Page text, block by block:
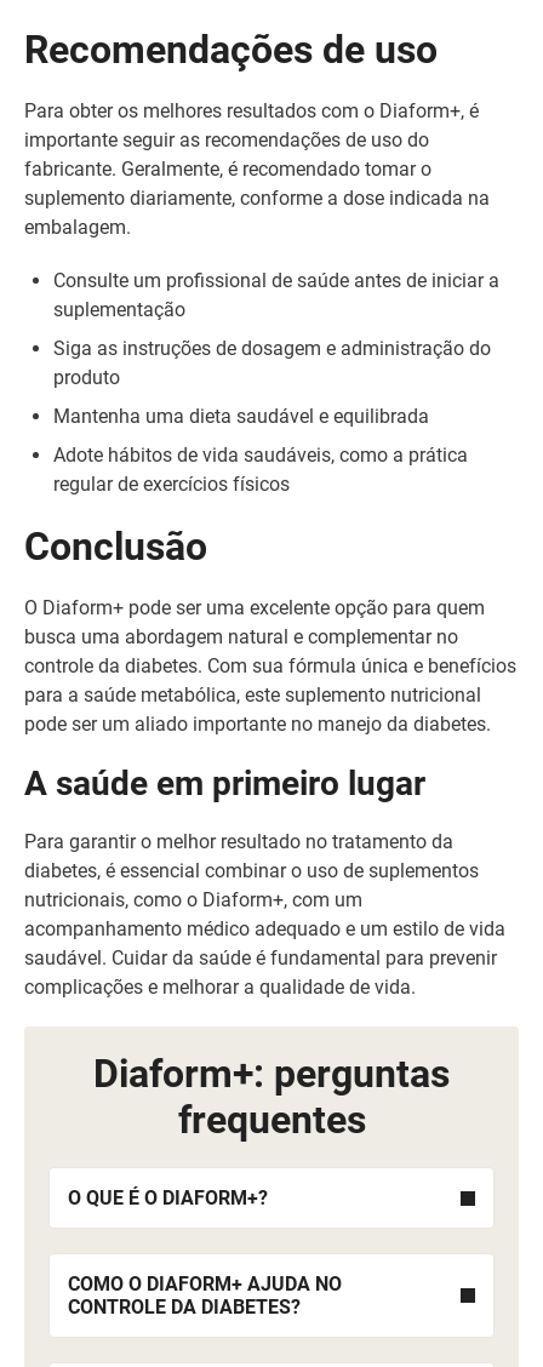
Recomendações de uso
Para obter os melhores resultados com o Diaform+, é
importante seguir as recomendações de uso do
fabricante. Geralmente, é recomendado tomar o
suplemento diariamente, conforme a dose indicada na
embalagem.
Consulte um profissional de saúde antes de iniciar a
suplementação
Siga as instruções de dosagem e administração do
produto
Mantenha uma dieta saudável e equilibrada
Adote hábitos de vida saudáveis, como a prática
regular de exercícios físicos
Conclusão
O Diaform+ pode ser uma excelente opção para quem
busca uma abordagem natural e complementar no
controle da diabetes. Com sua fórmula única e benefícios
para a saúde metabólica, este suplemento nutricional
pode ser um aliado importante no manejo da diabetes.
A saúde em primeiro lugar
Para garantir o melhor resultado no tratamento da
diabetes, é essencial combinar o uso de suplementos
nutricionais, como o Diaform+, com um
acompanhamento médico adequado e um estilo de vida
saudável. Cuidar da saúde é fundamental para prevenir
complicações e melhorar a qualidade de vida.
Diaform+: perguntas
frequentes
O QUE É O DIAFORM+?
COMO O DIAFORM+ AJUDA NO
CONTROLE DA DIABETES?